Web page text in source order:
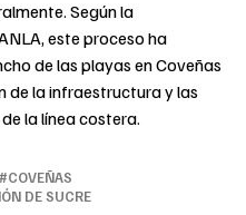
Según la
este proceso ha
de las playas en Coveñas
de la infraestructura y las
la línea costera.
COVEÑAS
DE SUCRE